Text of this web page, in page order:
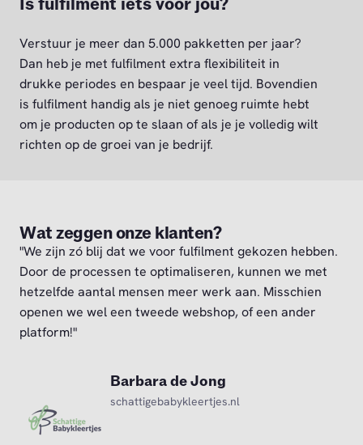
Is fulfilment iets voor jou?
Verstuur je meer dan 5.000 pakketten per jaar?
Dan heb je met fulfilment extra flexibiliteit in
drukke periodes en bespaar je veel tijd. Bovendien
is fulfilment handig als je niet genoeg ruimte hebt
om je producten op te slaan of als je je volledig wilt
richten op de groei van je bedrijf.
Wat zeggen onze klanten?
"We zijn zó blij dat we voor fulfilment gekozen hebben.
Door de processen te optimaliseren, kunnen we met
hetzelfde aantal mensen meer werk aan. Misschien
openen we wel een tweede webshop, of een ander
platform!"
Barbara de Jong
schattigebabykleertjes.nl